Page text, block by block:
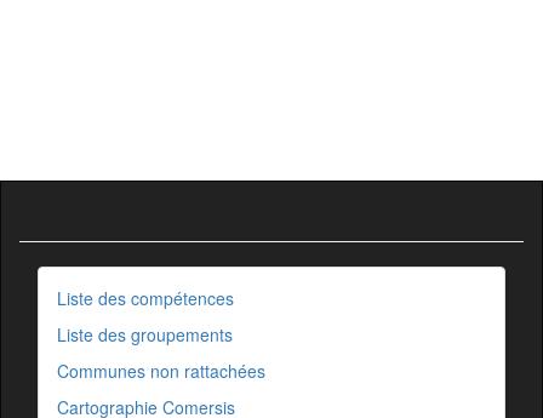
Liste des compétences
Liste des groupements
Communes non rattachées
Cartographie Comersis